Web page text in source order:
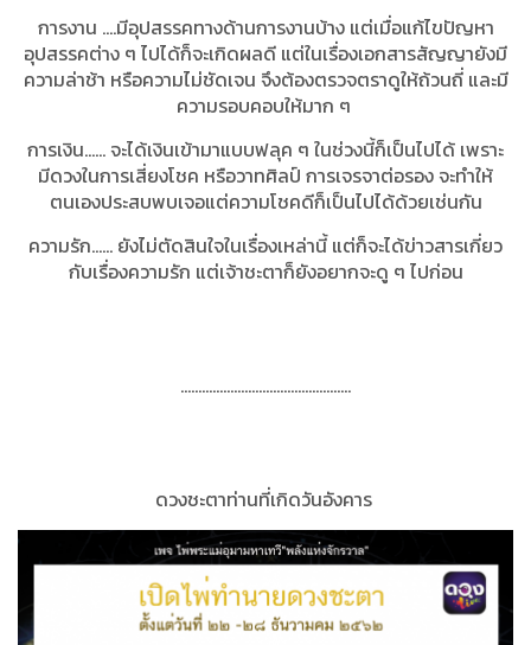
การงาน ....มีอุปสรรคทางด้านการงานบ้าง แต่เมื่อแก้ไขปัญหา
อุปสรรคต่าง ๆ ไปได้ก็จะเกิดผลดี แต่ในเรื่องเอกสารสัญญายังมี
ความล่าช้า หรือความไม่ชัดเจน จึงต้องตรวจตราดูให้ถ้วนถี่ และมี
ความรอบคอบให้มาก ๆ
การเงิน...... จะได้เงินเข้ามาแบบฟลุค ๆ ในช่วงนี้ก็เป็นไปได้ เพราะ
มีดวงในการเสี่ยงโชค หรือวาทศิลป์ การเจรจาต่อรอง จะทำให้
ตนเองประสบพบเจอแต่ความโชคดีก็เป็นไปได้ด้วยเช่นกัน
ความรัก...... ยังไม่ตัดสินใจในเรื่องเหล่านี้ แต่ก็จะได้ข่าวสารเกี่ยว
กับเรื่องความรัก แต่เจ้าชะตาก็ยังอยากจะดู ๆ ไปก่อน
…………………………………………
ดวงชะตาท่านที่เกิดวันอังคาร